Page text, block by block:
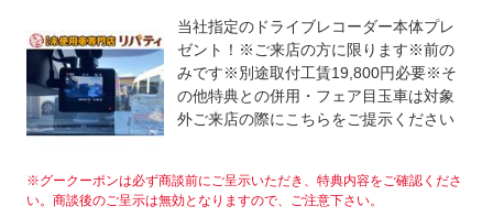
当社指定のドライブレコーダー本体プレ
ゼント！※ご来店の方に限ります※前の
みです※別途取付工賃19,800円必要※そ
の他特典との併用・フェア目玉車は対象
外ご来店の際にこちらをご提示ください
※グークーポンは必ず商談前にご呈示いただき、特典内容をご確認くださ
い。商談後のご呈示は無効となりますので、ご注意下さい。